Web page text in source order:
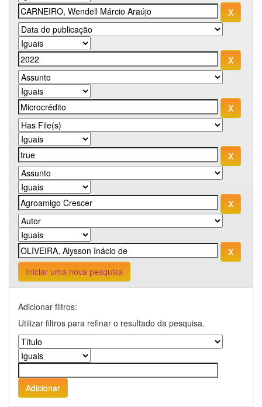
Iniciar uma nova pesquisa
Adicionar filtros:
Utilizar filtros para refinar o resultado da pesquisa.